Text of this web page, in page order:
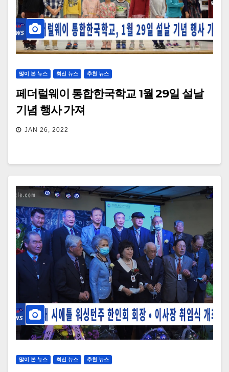
많이 본 뉴스 최신 뉴스 추천 뉴스
페더럴웨이 통합한국학교 1월 29일 설날
기념 행사 가져
JAN 26, 2022
많이 본 뉴스 최신 뉴스 추천 뉴스